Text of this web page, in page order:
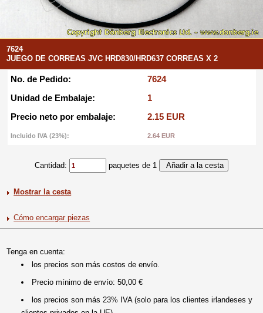
7624
JUEGO DE CORREAS JVC HRD830/HRD637 CORREAS X 2
No. de Pedido:
7624
Unidad de Embalaje:
1
Precio neto por embalaje:
2.15 EUR
Incluido IVA (23%): 2.64 EUR
Cantidad: paquetes de 1
Mostrar la cesta
Cómo encargar piezas
Tenga en cuenta:
los precios son más costos de envío.
Precio mínimo de envío: 50,00 €
los precios son más 23% IVA (solo para los clientes irlandeses y